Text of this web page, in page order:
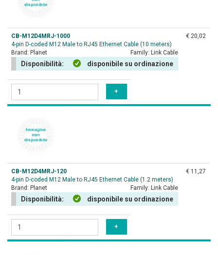
CB-M12D4MRJ-1000
4-pin D-coded M12 Male to RJ45 Ethernet Cable (10 meters)
Brand: Planet Family: Link Cable
Disponibilità: disponibile su ordinazione
€ 20,02
CB-M12D4MRJ-120
4-pin D-coded M12 Male to RJ45 Ethernet Cable (1.2 meters)
Brand: Planet Family: Link Cable
Disponibilità: disponibile su ordinazione
€ 11,27